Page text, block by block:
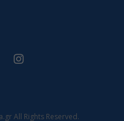
All Rights Reserved.